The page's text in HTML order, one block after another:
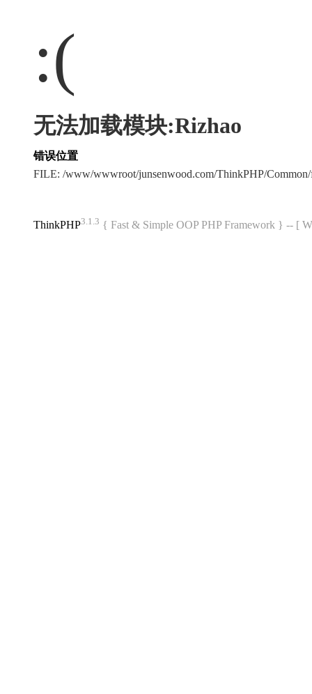
:(
无法加载模块:Rizhao
错误位置
FILE: /www/wwwroot/junsenwood.com/ThinkPHP/
ThinkPHP3.1.3 { Fast & Simple OOP PHP Framework } -- [